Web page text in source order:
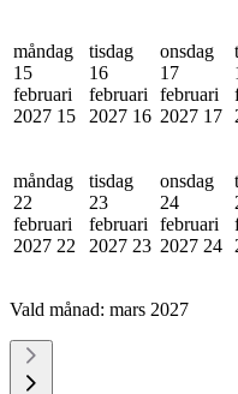
måndag
15
februari
2027 15
tisdag
16
februari
2027 16
onsdag
17
februari
2027 17
måndag
22
februari
2027 22
tisdag
23
februari
2027 23
onsdag
24
februari
2027 24
Vald månad: mars 2027